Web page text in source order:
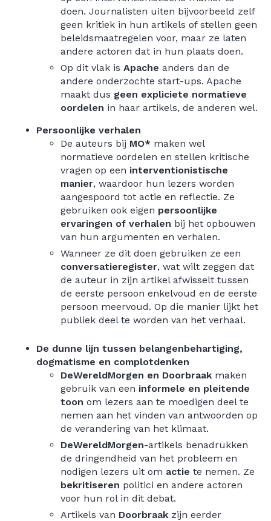
doen. Journalisten uiten bijvoorbeeld zelf
geen kritiek in hun artikels of stellen geen
beleidsmaatregelen voor, maar ze laten
andere actoren dat in hun plaats doen.
Op dit vlak is Apache anders dan de
andere onderzochte start-ups. Apache
maakt dus geen expliciete normatieve
oordelen in haar artikels, de anderen wel.
Persoonlijke verhalen
De auteurs bij MO* maken wel
normatieve oordelen en stellen kritische
vragen op een interventionistische
manier, waardoor hun lezers worden
aangespoord tot actie en reflectie. Ze
gebruiken ook eigen persoonlijke
ervaringen of verhalen bij het opbouwen
van hun argumenten en verhalen.
Wanneer ze dit doen gebruiken ze een
conversatieregister, wat wilt zeggen dat
de auteur in zijn artikel afwisselt tussen
de eerste persoon enkelvoud en de eerste
persoon meervoud. Op die manier lijkt het
publiek deel te worden van het verhaal.
De dunne lijn tussen belangenbehartiging,
dogmatisme en complotdenken
DeWereldMorgen en Doorbraak maken
gebruik van een informele en pleitende
toon om lezers aan te moedigen deel te
nemen aan het vinden van antwoorden op
de verandering van het klimaat.
DeWereldMorgen-artikels benadrukken
de dringendheid van het probleem en
nodigen lezers uit om actie te nemen. Ze
bekritiseren politici en andere actoren
voor hun rol in dit debat.
Artikels van Doorbraak zijn eerder